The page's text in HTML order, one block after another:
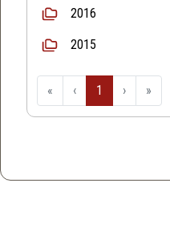
2016
2015
« ‹ 1 › »